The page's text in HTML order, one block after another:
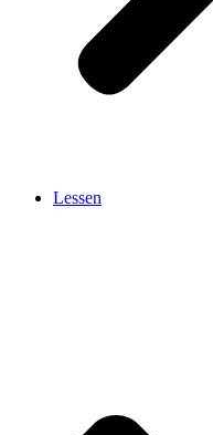
Lessen